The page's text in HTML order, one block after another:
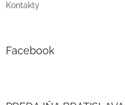
Kontakty
Facebook